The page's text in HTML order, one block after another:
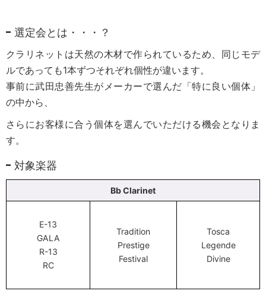
選定会とは・・・？
クラリネットは天然の木材で作られているため、同じモデ
ルであっても1本ずつそれぞれ個性が違います。
事前に武田忠善先生がメーカーで選んだ「特に良い個体」
の中から、
さらにお客様に合う個体を選んでいただける機会となりま
す。
対象楽器
Bb Clarinet
E-13
GALA
R-13
RC
Tradition
Prestige
Festival
Tosca
Legende
Divine